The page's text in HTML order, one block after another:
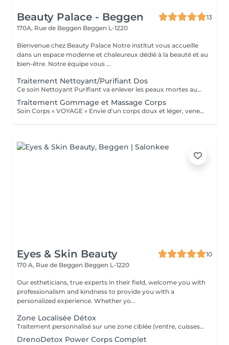
Beauty Palace - Beggen
13
170A, Rue de Beggen Beggen L-1220
Bienvenue chez Beauty Palace Notre institut vous accueille
dans un espace moderne et chaleureux dédié à la beauté et au
bien-être. Notre équipe vous ...
Traitement Nettoyant/Purifiant Dos
Ce soin Nettoyant Purifiant va enlever les peaux mortes aux niveau du dos, éliminer les impuretés, détendre les muscles avec un modelage relaxant et pour finir bien purifier les pores de la peau avec un masque "Boue" .
Traitement Gommage et Massage Corps
Soin Corps « VOYAGE » Envie d'un corps doux et léger, venez vous évader. Gommage et massage corps de 1h.
Eyes & Skin Beauty
10
170 A, Rue de Beggen Beggen L-1220
Our estheticians, true experts in their field, welcome you with
professionalism and kindness to provide you with a
personalized experience. Whether yo...
Zone Localisée Détox
Traitement personnalisé sur une zone ciblée (ventre, cuisses, bras, fessiers) combinant plusieurs technologies Lux Studio : drainage, radiofréquence, EMS, lipocavitation ou endermologie.
DrenoDetox Power Corps Complet